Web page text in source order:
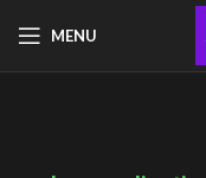
MENU